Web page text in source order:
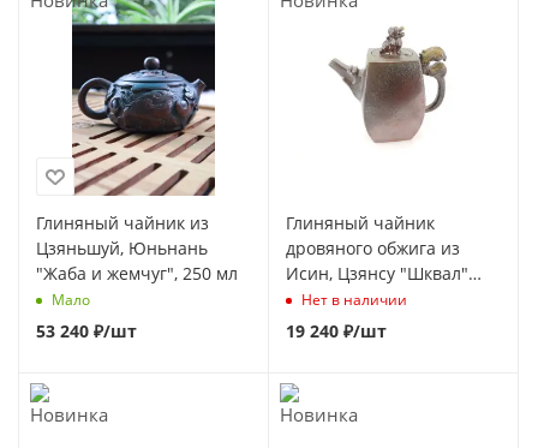
Глиняный чайник из
Цзяньшуй, Юньнань
"Жаба и жемчуг", 250 мл
Мало
53 240 ₽/шт
Глиняный чайник
дровяного обжига из
Исин, Цзянсу "Шквал"
500мл
Нет в наличии
19 240 ₽/шт